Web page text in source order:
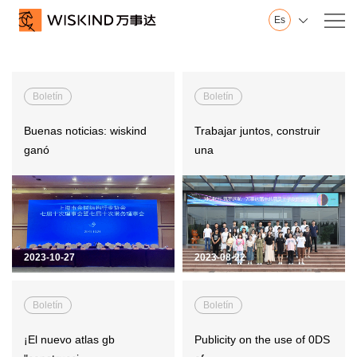
Es 
Base en Shandong
Historial
Honor
Vídeo
Servicio
Pared
Techo
Piso
2023-10-27
Boletín
Buenas noticias: wiskind
ganó
2023-08-22
Boletín
Trabajar juntos, construir
una
Boletín
¡El nuevo atlas gb
Boletín
Publicity on the use of 0DS